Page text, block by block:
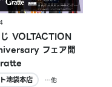
じ VOLTACTION
フェア開
池袋本店
…他